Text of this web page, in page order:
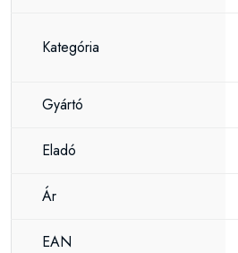
Kategória
Gyártó
Eladó
Ár
EAN